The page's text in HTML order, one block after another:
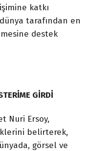
katkı
tarafından en
destek
GİRDİ
Nuri Ersoy,
belirterek,
görsel ve